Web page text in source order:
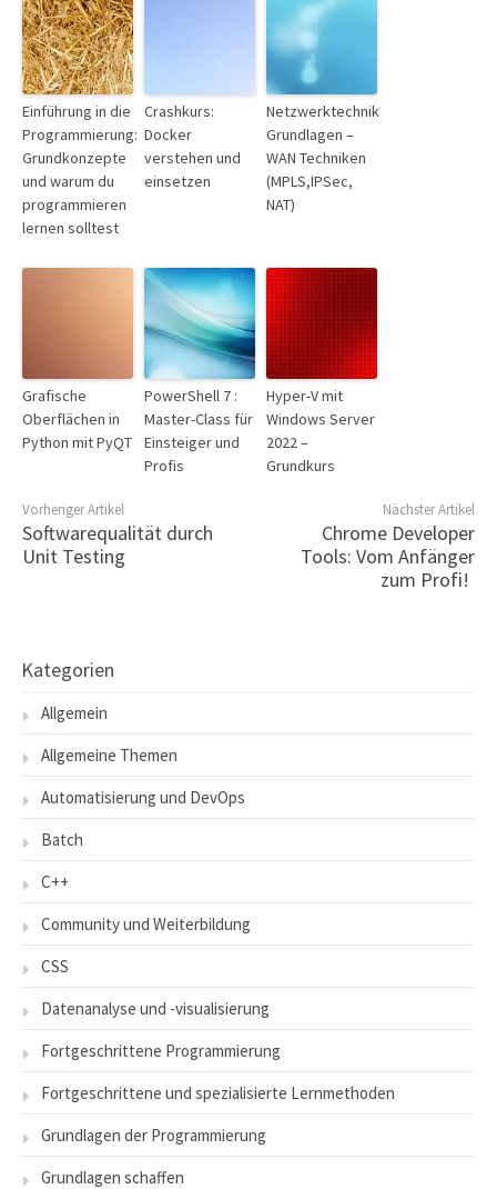
Einführung in die
Programmierung:
Grundkonzepte
und warum du
programmieren
lernen solltest
Crashkurs:
Docker
verstehen und
einsetzen
Netzwerktechnik
Grundlagen –
WAN Techniken
(MPLS,IPSec,
NAT)
Grafische
Oberflächen in
Python mit PyQT
PowerShell 7 :
Master-Class für
Einsteiger und
Profis
Hyper-V mit
Windows Server
2022 –
Grundkurs
Vorheriger Artikel
Softwarequalität durch
Unit Testing
Nächster Artikel
Chrome Developer
Tools: Vom Anfänger
zum Profi!
Kategorien
Allgemein
Allgemeine Themen
Automatisierung und DevOps
Batch
C++
Community und Weiterbildung
CSS
Datenanalyse und -visualisierung
Fortgeschrittene Programmierung
Fortgeschrittene und spezialisierte Lernmethoden
Grundlagen der Programmierung
Grundlagen schaffen